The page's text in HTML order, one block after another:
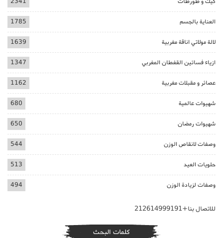
العناية بالجسم 1785
لالة مولاتي اناقة مغربية 1639
ازياء فساتين القفطان المغربي 1347
عصائر و مقبلات مغربية 1162
شهيوات عالمية 680
شهيوات رمضان 650
وصفات لانقاص الوزن 544
حلويات العيد 513
وصفات لزيادة الوزن 494
للاتصال بنا+212614999191
كلمات البحث